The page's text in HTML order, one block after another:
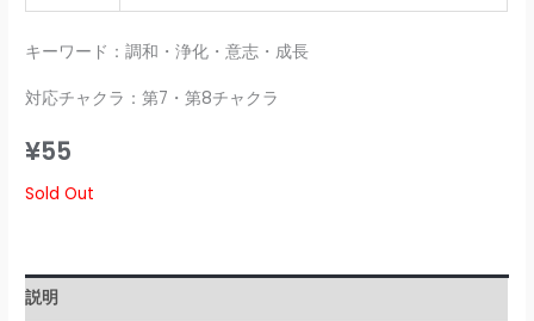
キーワード：調和・浄化・意志・成長
対応チャクラ：第7・第8チャクラ
¥55
Sold Out
説明